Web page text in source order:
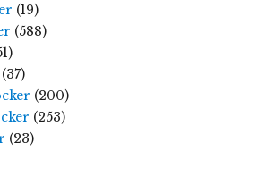
(19)
(588)
(37)
(200)
(253)
(23)